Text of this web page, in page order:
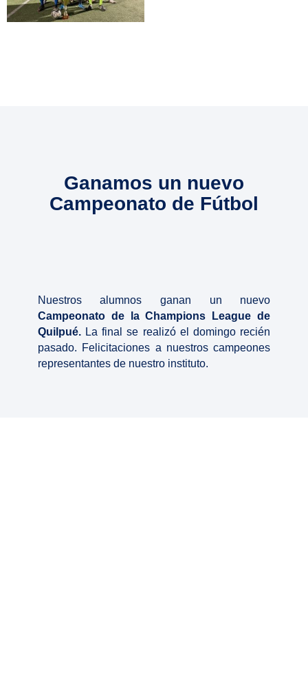
Ganamos un nuevo
Campeonato de Fútbol
Nuestros alumnos ganan un nuevo
Campeonato de la Champions League de
Quilpué. La final se realizó el domingo recién
pasado. Felicitaciones a nuestros campeones
representantes de nuestro instituto.